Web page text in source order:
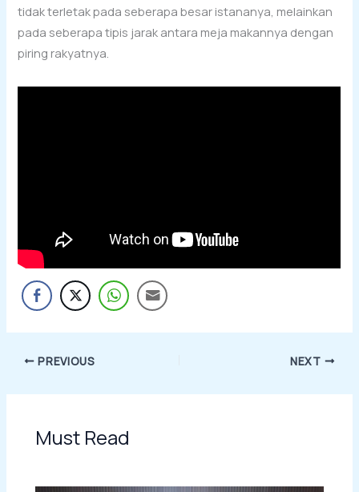
tidak terletak pada seberapa besar istananya, melainkan
pada seberapa tipis jarak antara meja makannya dengan
piring rakyatnya.
PREVIOUS NEXT
Must Read